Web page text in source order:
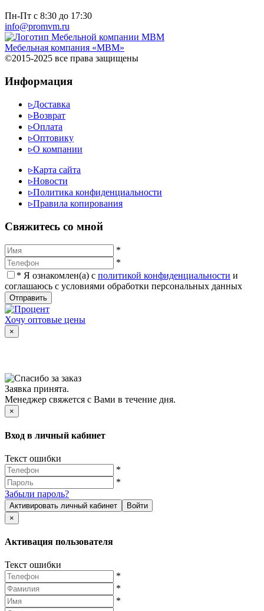
Пн-Пт с 8:30 до 17:30
info@promvm.ru
Мебельная компания «МВМ»
©2015-2025 все права защищены
Информация
▹Доставка
▹Возврат
▹Оплата
▹Оптовику
▹О компании
▹Карта сайта
▹Новости
▹Политика конфиденциальности
▹Правила копирования
Cвяжитесь со мной
*
*
* Я ознакомлен(а) с политикой конфиденциальности и
соглашаюсь с условиями обработки персональных данных
Отправить
Хочу оптовые цены
×
Заявка принята.
Менеджер свяжется с Вами в течение дня.
×
Вход в личный кабинет
Текст ошибки
*
*
Забыли пароль?
Активировать личный кабинет
Войти
×
Активация пользователя
Текст ошибки
*
*
*